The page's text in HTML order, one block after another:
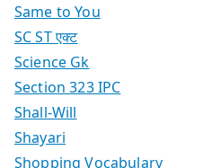
Same to You
SC ST एक्ट
Science Gk
Section 323 IPC
Shall-Will
Shayari
Shopping Vocabulary